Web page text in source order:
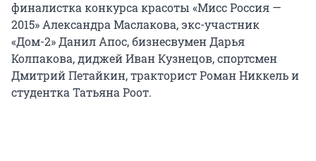
финалистка конкурса красоты «Мисс Россия —
2015» Александра Маслакова, экс-участник
«Дом-2» Данил Апос, бизнесвумен Дарья
Колпакова, диджей Иван Кузнецов, спортсмен
Дмитрий Петайкин, тракторист Роман Никкель и
студентка Татьяна Роот.